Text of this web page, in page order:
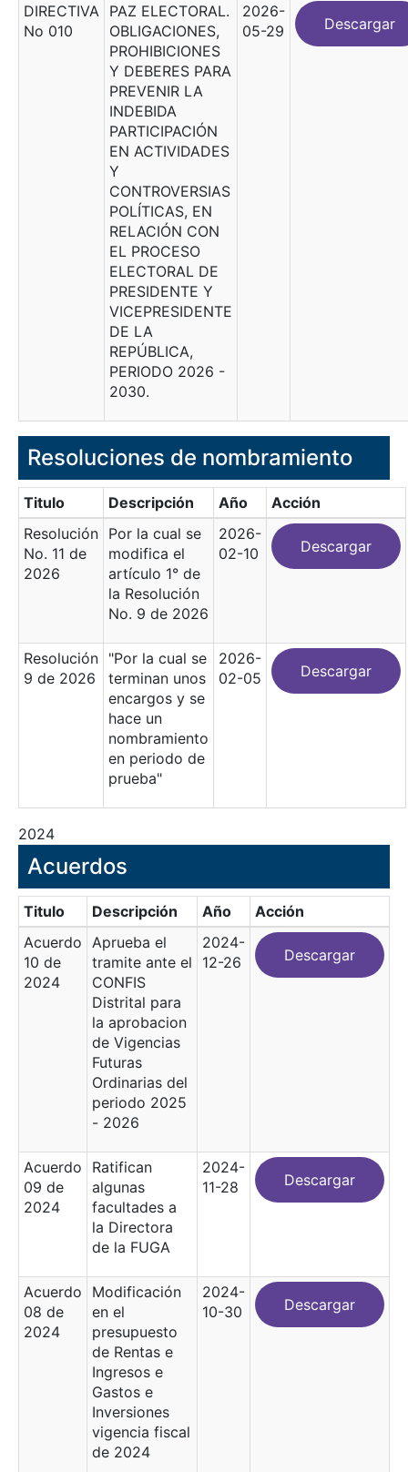
DIRECTIVA
No 010
PAZ ELECTORAL.
OBLIGACIONES,
PROHIBICIONES
Y DEBERES PARA
PREVENIR LA
INDEBIDA
PARTICIPACIÓN
EN ACTIVIDADES
Y
CONTROVERSIAS
POLÍTICAS, EN
RELACIÓN CON
EL PROCESO
ELECTORAL DE
PRESIDENTE Y
VICEPRESIDENTE
DE LA
REPÚBLICA,
PERIODO 2026 -
2030.
2026-
05-29
Descargar
Resoluciones de nombramiento
Titulo Descripción Año
Acción
Resolución
No. 11 de
2026
Por la cual se
modifica el
artículo 1° de
la Resolución
No. 9 de 2026
2026-
02-10
Descargar
Resolución
9 de 2026
"Por la cual se
terminan unos
encargos y se
hace un
nombramiento
en periodo de
prueba"
2026-
02-05
Descargar
2024
Acuerdos
Titulo Descripción Año
Acción
Acuerdo
10 de
2024
Aprueba el
tramite ante el
CONFIS
Distrital para
la aprobacion
de Vigencias
Futuras
Ordinarias del
periodo 2025
- 2026
2024-
12-26
Descargar
Acuerdo
09 de
2024
Ratifican
algunas
facultades a
la Directora
de la FUGA
2024-
11-28
Descargar
Acuerdo
08 de
2024
Modificación
en el
presupuesto
de Rentas e
Ingresos e
Gastos e
Inversiones
vigencia fiscal
de 2024
2024-
10-30
Descargar